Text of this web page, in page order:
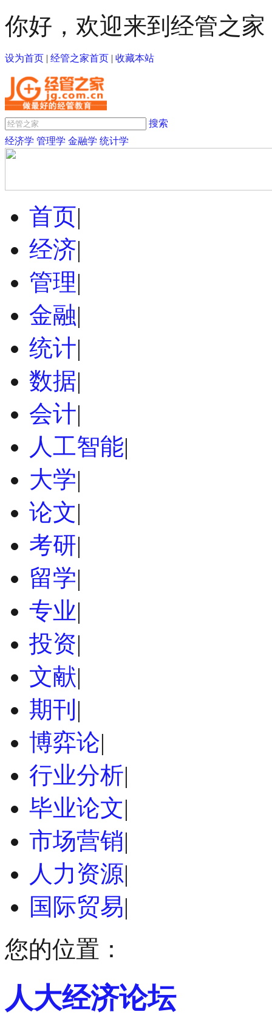
你好，欢迎来到经管之家
设为首页 | 经管之家首页 | 收藏本站
搜索
经济学 管理学 金融学 统计学
首页|
经济|
管理|
金融|
统计|
数据|
会计|
人工智能|
大学|
论文|
考研|
留学|
专业|
投资|
文献|
期刊 |
博弈论|
行业分析|
毕业论文|
市场营销|
人力资源|
国际贸易|
您的位置：
人大经济论坛